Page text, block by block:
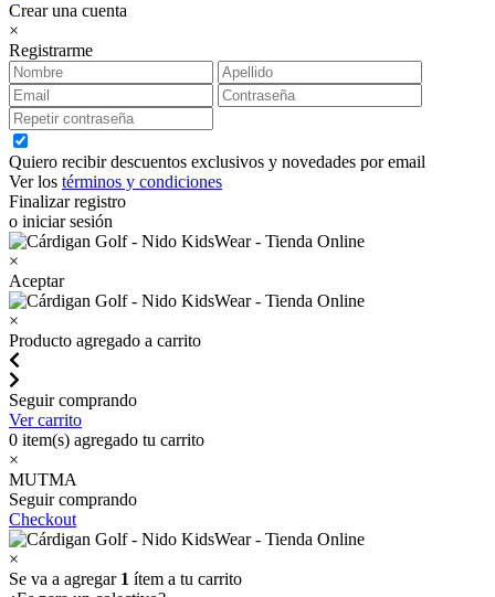
Crear una cuenta
×
Registrarme
Quiero recibir descuentos exclusivos y novedades por email
Ver los términos y condiciones
Finalizar registro
o iniciar sesión
×
Aceptar
×
Producto agregado a carrito
Seguir comprando
Ver carrito
0 item(s) agregado tu carrito
×
MUTMA
Seguir comprando
Checkout
×
Se va a agregar 1 ítem a tu carrito